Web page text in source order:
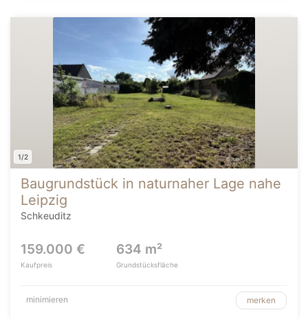
1/2
Baugrundstück in naturnaher Lage nahe
Leipzig
Schkeuditz
159.000 €
Kaufpreis
634 m²
Grundstücksfläche
minimieren merken